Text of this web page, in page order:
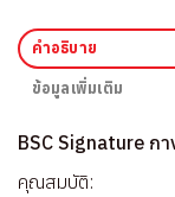
คำอธิบาย
ข้อมูลเพิ่มเติม
BSC Signature ก
คุณสมบัติ: